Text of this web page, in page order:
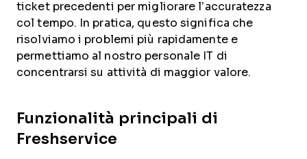
ticket precedenti per migliorare l’accuratezza
col tempo. In pratica, questo significa che
risolviamo i problemi più rapidamente e
permettiamo al nostro personale IT di
concentrarsi su attività di maggior valore.
Funzionalità principali di
Freshservice